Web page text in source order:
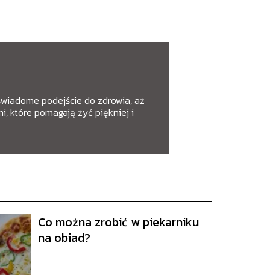
podejście do zdrowia, aż
które pomagają żyć piękniej i
Co można zrobić w piekarniku
na obiad?